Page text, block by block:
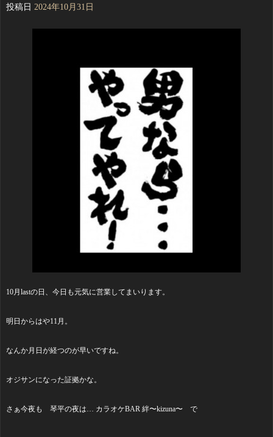
投稿日 2024年10月31日
10月lastの日、今日も元気に営業してまいります。
明日からはや11月。
なんか月日が経つのが早いですね。
オジサンになった証拠かな。
さぁ今夜も 琴平の夜は… カラオケBAR 絆〜kizuna〜 で